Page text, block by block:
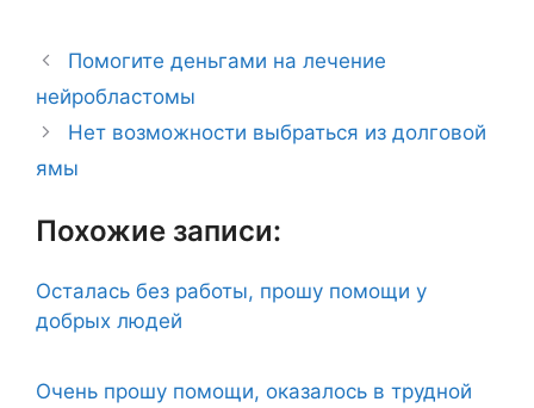
Помогите деньгами на лечение
нейробластомы
Нет возможности выбраться из долговой
ямы
Похожие записи:
Осталась без работы, прошу помощи у
добрых людей
Очень прошу помощи, оказалось в трудной